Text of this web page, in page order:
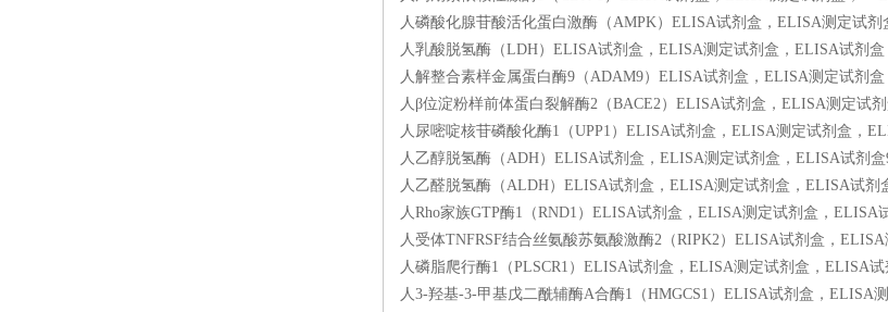
人磷酸化腺苷酸活化蛋白激酶（AMPK）ELISA试剂盒，ELISA测定试
人乳酸脱氢酶（LDH）ELISA试剂盒，ELISA测定试剂盒，ELISA试剂盒
人解整合素样金属蛋白酶9（ADAM9）ELISA试剂盒，ELISA测定试剂
人β位淀粉样前体蛋白裂解酶2（BACE2）ELISA试剂盒，ELISA测定试
人尿嘧啶核苷磷酸化酶1（UPP1）ELISA试剂盒，ELISA测定试剂盒，
人乙醇脱氢酶（ADH）ELISA试剂盒，ELISA测定试剂盒，ELISA试剂盒
人乙醛脱氢酶（ALDH）ELISA试剂盒，ELISA测定试剂盒，ELISA试剂
人Rho家族GTP酶1（RND1）ELISA试剂盒，ELISA测定试剂盒，ELISA
人受体TNFRSF结合丝氨酸苏氨酸激酶2（RIPK2）ELISA试剂盒，
人磷脂爬行酶1（PLSCR1）ELISA试剂盒，ELISA测定试剂盒，ELISA试
人3-羟基-3-甲基戊二酰辅酶A合酶1（HMGCS1）ELISA试剂盒，ELISA